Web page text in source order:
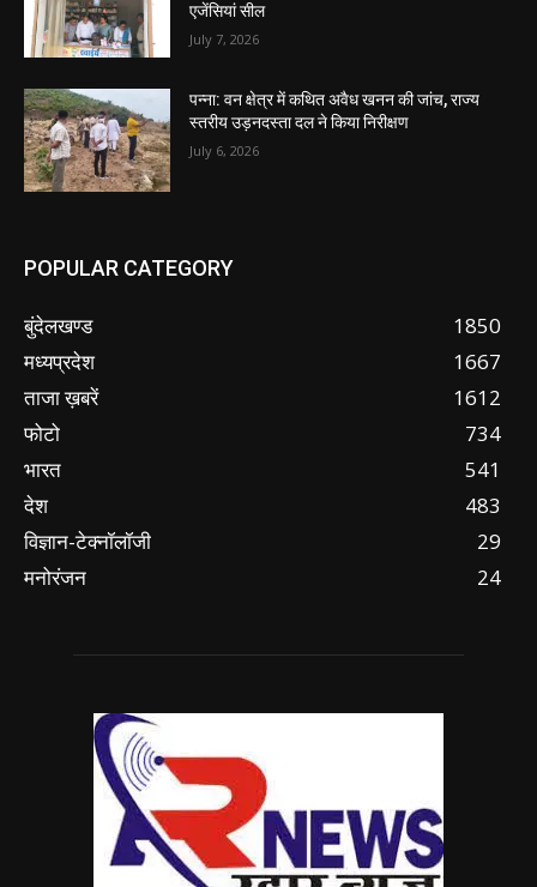
एजेंसियां सील
July 7, 2026
पन्ना: वन क्षेत्र में कथित अवैध खनन की जांच, राज्य
स्तरीय उड़नदस्ता दल ने किया निरीक्षण
July 6, 2026
POPULAR CATEGORY
बुंदेलखण्ड
1850
मध्यप्रदेश
1667
ताजा ख़बरें
1612
फोटो
734
भारत
541
देश
483
विज्ञान-टेक्नॉलॉजी
29
मनोरंजन
24